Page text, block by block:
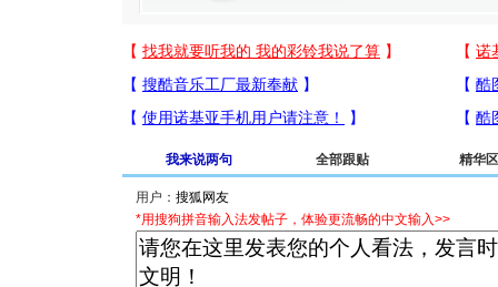
我来说两句 全部跟贴 精华区
用户：
*用搜狗拼音输入法发帖子，体验更流畅的中文输入>>